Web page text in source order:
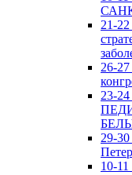
21-
26-
23-
29-
10-